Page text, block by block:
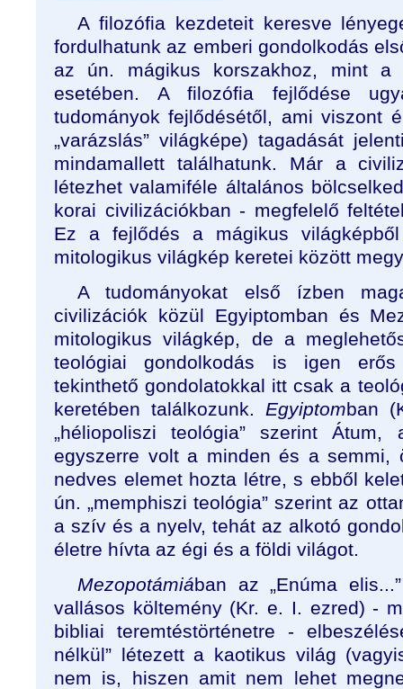
A filozófia kezdeteit keresve
fordulhatunk az emberi gondolkodás
az ún. mágikus korszakhoz, mint
esetében. A filozófia fejlődése
tudományok fejlődésétől, ami viszont
„varázslás” világképe) tagadását
mindamallett találhatunk. Már a
létezhet valamiféle általános
korai civilizációkban - megfelelő
Ez a fejlődés a mágikus
mitologikus világkép keretei között
A tudományokat első ízben
civilizációk közül Egyiptomban és
mitologikus világkép, de a
teológiai gondolkodás is igen
tekinthető gondolatokkal itt csak a
keretében találkozunk. Egyiptomban
„héliopoliszi teológia” szerint
egyszerre volt a minden és a semmi,
nedves elemet hozta létre, s ebből
ún. „memphiszi teológia” szerint az
a szív és a nyelv, tehát az alkotó
életre hívta az égi és a földi világot.
Mezopotámiában az „Enúma
vallásos költemény (Kr. e. I. ezred) -
bibliai teremtéstörténetre -
nélkül” létezett a kaotikus világ
nem is, hiszen amit nem lehet